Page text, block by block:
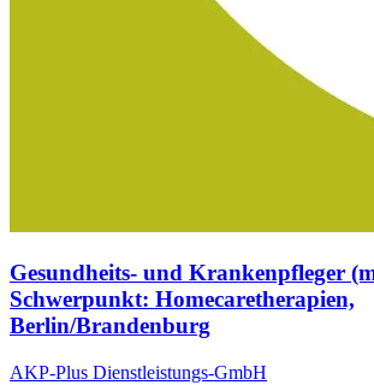
Gesundheits- und Krankenpfleger
Schwerpunkt: Homecaretherapien,
Berlin/Brandenburg
AKP-Plus Dienstleistungs-GmbH